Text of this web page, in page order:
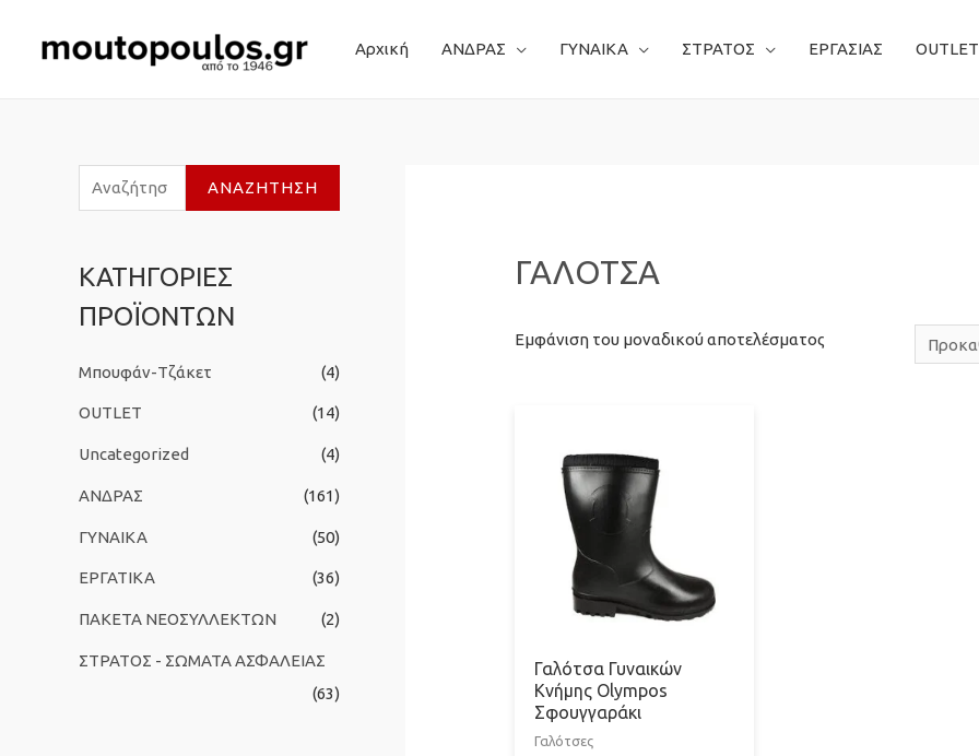
Αρχική ΑΝΔΡΑΣ ΓΥΝΑΙΚΑ ΣΤΡΑΤΟΣ ΕΡΓΑΣΙΑΣ OUTLET
ν
ζ
ή
η
σ
ι
α
:
ΑΝΑΖΉΤΗΣΗ
ΚΑΤΗΓΟΡΙΕΣ
ΠΡΟΪΟΝΤΩΝ
Μπουφάν-Τζάκετ (4)
OUTLET (14)
Uncategorized (4)
ΑΝΔΡΑΣ (161)
ΓΥΝΑΙΚΑ (50)
ΕΡΓΑΤΙΚΑ (36)
ΠΑΚΕΤΑ ΝΕΟΣΥΛΛΕΚΤΩΝ (2)
ΣΤΡΑΤΟΣ - ΣΩΜΑΤΑ ΑΣΦΑΛΕΙΑΣ
(63)
ΓΑΛΟΤΣΑ
Εμφάνιση του μοναδικού αποτελέσματος
Γαλότσα Γυναικών
Κνήμης Olympos
Σφουγγαράκι
Γαλότσες